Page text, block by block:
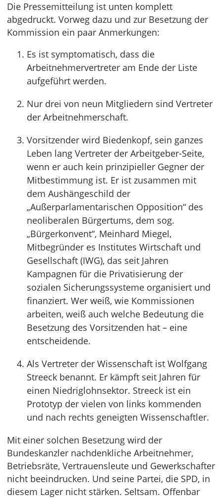
Die Pressemitteilung ist unten komplett
abgedruckt. Vorweg dazu und zur Besetzung der
Kommission ein paar Anmerkungen:
Es ist symptomatisch, dass die
Arbeitnehmervertreter am Ende der Liste
aufgeführt werden.
Nur drei von neun Mitgliedern sind Vertreter
der Arbeitnehmerschaft.
Vorsitzender wird Biedenkopf, sein ganzes
Leben lang Vertreter der Arbeitgeber-Seite,
wenn er auch kein prinzipieller Gegner der
Mitbestimmung ist. Er ist zusammen mit
dem Aushängeschild der
„Außerparlamentarischen Opposition“ des
neoliberalen Bürgertums, dem sog.
„Bürgerkonvent“, Meinhard Miegel,
Mitbegründer es Institutes Wirtschaft und
Gesellschaft (IWG), das seit Jahren
Kampagnen für die Privatisierung der
sozialen Sicherungssysteme organisiert und
finanziert. Wer weiß, wie Kommissionen
arbeiten, weiß auch welche Bedeutung die
Besetzung des Vorsitzenden hat – eine
entscheidende.
Als Vertreter der Wissenschaft ist Wolfgang
Streeck benannt. Er kämpft seit Jahren für
einen Niedriglohnsektor. Streeck ist ein
Prototyp der vielen von links kommenden
und nach rechts geneigten Wissenschaftler.
Mit einer solchen Besetzung wird der
Bundeskanzler nachdenkliche Arbeitnehmer,
Betriebsräte, Vertrauensleute und Gewerkschafter
nicht beeindrucken. Und seine Partei, die SPD, in
diesem Lager nicht stärken. Seltsam. Offenbar